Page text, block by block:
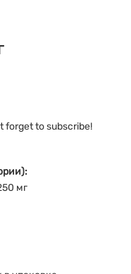
forget to subscribe!
мг